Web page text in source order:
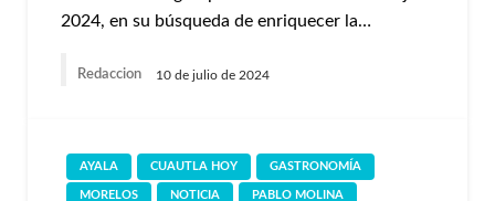
2024, en su búsqueda de enriquecer la…
Redaccion 10 de julio de 2024
AYALA CUAUTLA HOY GASTRONOMÍA
MORELOS NOTICIA PABLO MOLINA